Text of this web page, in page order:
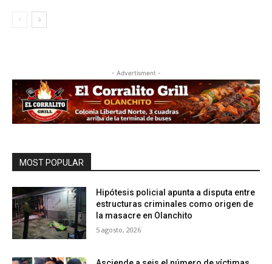
- Advertisment -
MOST POPULAR
Hipótesis policial apunta a disputa entre
estructuras criminales como origen de
la masacre en Olanchito
5 agosto, 2026